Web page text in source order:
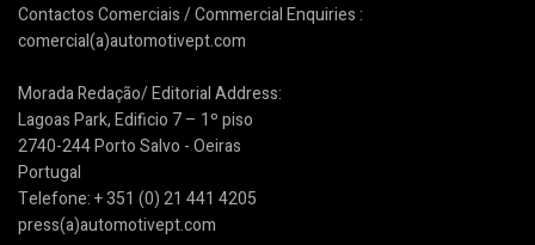
Contactos Comerciais / Commercial Enquiries :
comercial(a)automotivept.com
Morada Redação/ Editorial Address:
Lagoas Park, Edificio 7 – 1º piso
2740-244 Porto Salvo - Oeiras
Portugal
Telefone: + 351 (0) 21 441 4205
press(a)automotivept.com